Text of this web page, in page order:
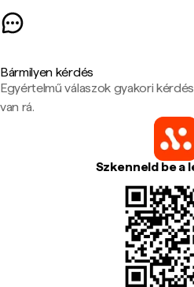
Bármilyen kérdés
Egyértelmű válaszok gyakori
van rá.
Szkenneld be a